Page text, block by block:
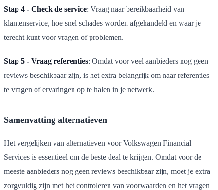
Stap 4 - Check de service: Vraag naar bereikbaarheid van
klantenservice, hoe snel schades worden afgehandeld en waar je
terecht kunt voor vragen of problemen.
Stap 5 - Vraag referenties: Omdat voor veel aanbieders nog geen
reviews beschikbaar zijn, is het extra belangrijk om naar referenties
te vragen of ervaringen op te halen in je netwerk.
Samenvatting alternatieven
Het vergelijken van alternatieven voor Volkswagen Financial
Services is essentieel om de beste deal te krijgen. Omdat voor de
meeste aanbieders nog geen reviews beschikbaar zijn, moet je extra
zorgvuldig zijn met het controleren van voorwaarden en het vragen